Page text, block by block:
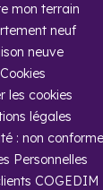
mon terrain
neuf
neuve
Cookies
les cookies
légales
: non conforme
Personnelles
COGEDIM